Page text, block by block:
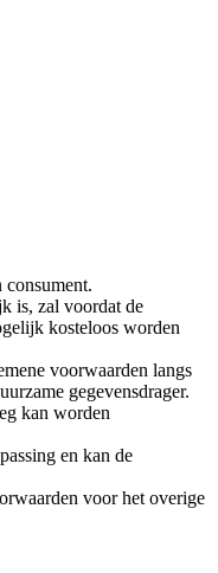
consument.
is, zal voordat de
kosteloos worden
voorwaarden langs
gegevensdrager.
kan worden
en kan de
voor het overige